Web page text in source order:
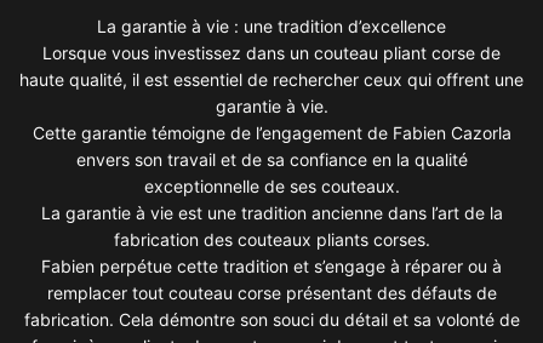
La garantie à vie : une tradition d’excellence
Lorsque vous investissez dans un couteau pliant corse de
haute qualité, il est essentiel de rechercher ceux qui offrent une
garantie à vie.
Cette garantie témoigne de l’engagement de Fabien Cazorla
envers son travail et de sa confiance en la qualité
exceptionnelle de ses couteaux.
La garantie à vie est une tradition ancienne dans l’art de la
fabrication des couteaux pliants corses.
Fabien perpétue cette tradition et s’engage à réparer ou à
remplacer tout couteau corse présentant des défauts de
fabrication. Cela démontre son souci du détail et sa volonté de